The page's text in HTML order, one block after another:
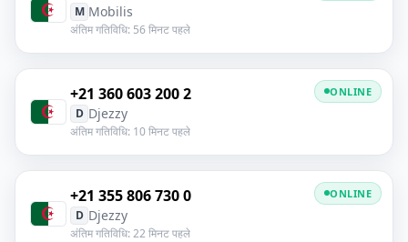
M Mobilis
अंतिम गतिविधि: 56 मिनट पहले
+21 360 603 200 2
D Djezzy
अंतिम गतिविधि: 10 मिनट पहले
ONLINE
+21 355 806 730 0
D Djezzy
अंतिम गतिविधि: 22 मिनट पहले
ONLINE